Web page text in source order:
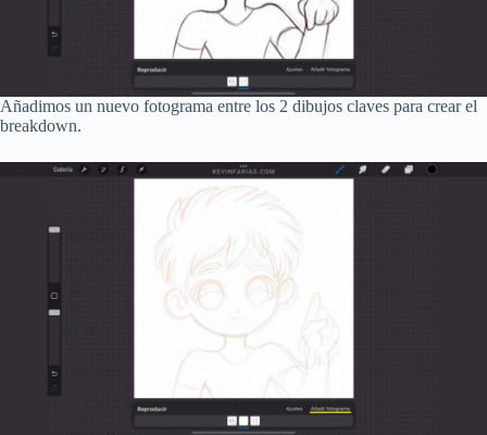
Añadimos un nuevo fotograma entre los 2 dibujos claves para crear el
breakdown.